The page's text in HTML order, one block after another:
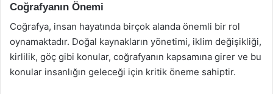
Coğrafyanın Önemi
Coğrafya, insan hayatında birçok alanda önemli bir rol
oynamaktadır. Doğal kaynakların yönetimi, iklim değişikliği,
kirlilik, göç gibi konular, coğrafyanın kapsamına girer ve bu
konular insanlığın geleceği için kritik öneme sahiptir.